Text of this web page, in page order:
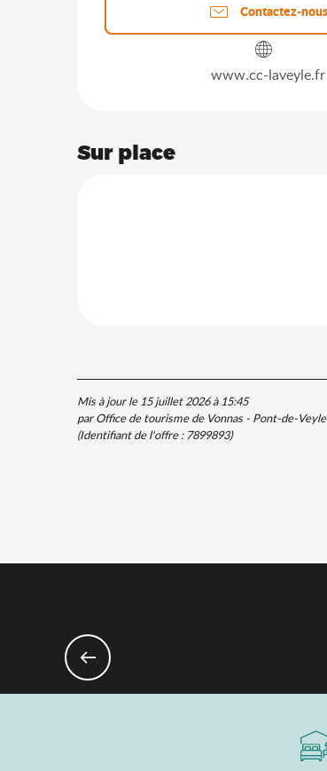
Contactez-nous
www.cc-laveyle.fr
Sur place
Mis à jour le 15 juillet 2026 à 15:45
par Office de tourisme de Vonnas - Pont-de-Veyle
(Identifiant de l'offre :7899893)